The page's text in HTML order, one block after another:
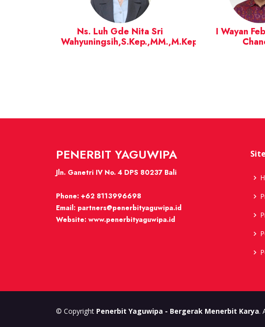
Ns. Luh Gde Nita Sri
Wahyuningsih,S.Kep.,MM.,M.Kep
I Wayan
PENERBIT YAGUWIPA
Jln. Ganetri IV No. 4 DPS 80237 Bali
Phone: +62 8113996698
Email: partners@penerbityaguwipa.id
Website: www.penerbityaguwipa.id
© Copyright Penerbit Yaguwipa - Bergerak Menerbit Karya.